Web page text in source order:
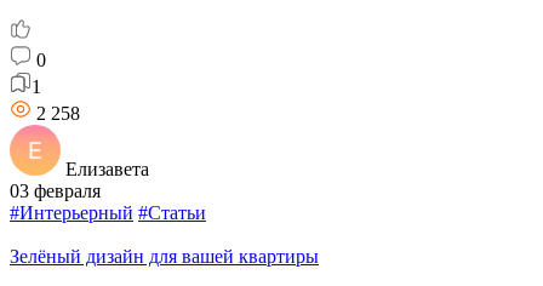
0
1
2 258
Елизавета
03 февраля
#Интерьерный #Статьи
Зелёный дизайн для вашей квартиры